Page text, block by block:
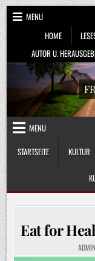
Skip
to
content
MENU
HOME
AUTOR U.
MENU
STARTSEITE
KULTUR
Eat for